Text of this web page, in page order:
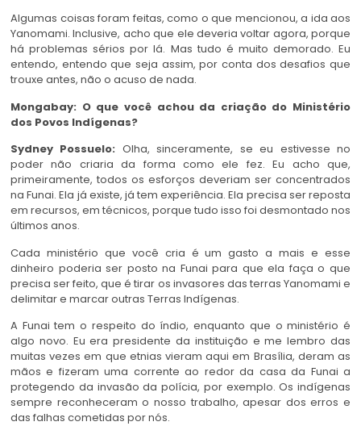
Algumas coisas foram feitas, como o que mencionou, a ida aos
Yanomami. Inclusive, acho que ele deveria voltar agora, porque
há problemas sérios por lá. Mas tudo é muito demorado. Eu
entendo, entendo que seja assim, por conta dos desafios que
trouxe antes, não o acuso de nada.
Mongabay: O que você achou da criação do Ministério
dos Povos Indígenas?
Sydney Possuelo: Olha, sinceramente, se eu estivesse no
poder não criaria da forma como ele fez. Eu acho que,
primeiramente, todos os esforços deveriam ser concentrados
na Funai. Ela já existe, já tem experiência. Ela precisa ser reposta
em recursos, em técnicos, porque tudo isso foi desmontado nos
últimos anos.
Cada ministério que você cria é um gasto a mais e esse
dinheiro poderia ser posto na Funai para que ela faça o que
precisa ser feito, que é tirar os invasores das terras Yanomami e
delimitar e marcar outras Terras Indígenas.
A Funai tem o respeito do índio, enquanto que o ministério é
algo novo. Eu era presidente da instituição e me lembro das
muitas vezes em que etnias vieram aqui em Brasília, deram as
mãos e fizeram uma corrente ao redor da casa da Funai a
protegendo da invasão da polícia, por exemplo. Os indígenas
sempre reconheceram o nosso trabalho, apesar dos erros e
das falhas cometidas por nós.